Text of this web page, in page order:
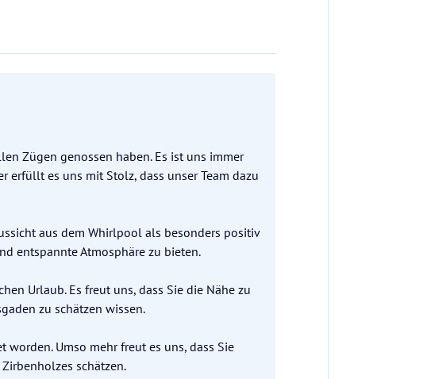
Zügen genossen haben. Es ist uns immer
erfüllt es uns mit Stolz, dass unser Team dazu
aus dem Whirlpool als besonders positiv
entspannte Atmosphäre zu bieten.
Urlaub. Es freut uns, dass Sie die Nähe zu
zu schätzen wissen.
Umso mehr freut es uns, dass Sie
schätzen.